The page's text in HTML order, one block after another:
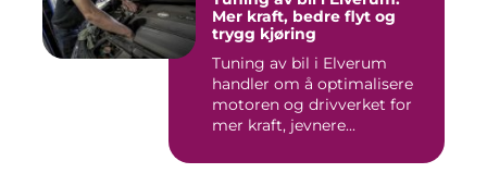
Mer kraft, bedre flyt og
trygg kjøring
Tuning av bil i Elverum
handler om å optimalisere
motoren og drivverket for
mer kraft, jevnere...